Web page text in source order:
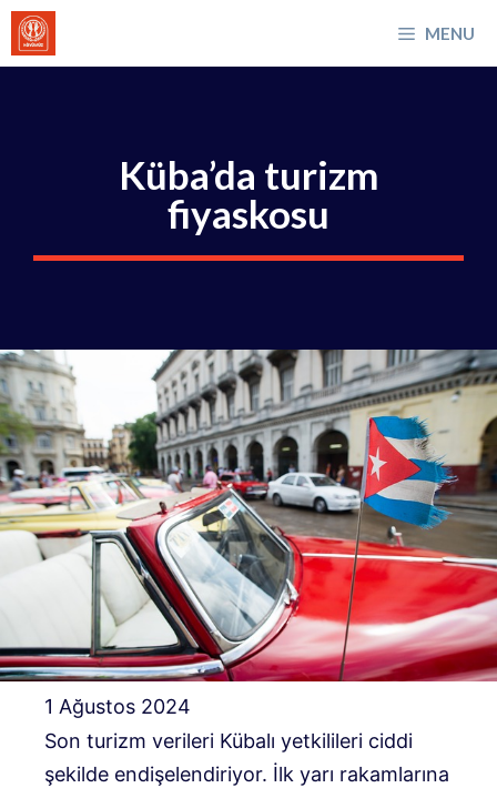
İçeriğe
atla
MENU
Küba’da turizm
fiyaskosu
1 Ağustos 2024
Son turizm verileri Kübalı yetkilileri ciddi
şekilde endişelendiriyor. İlk yarı rakamlarına